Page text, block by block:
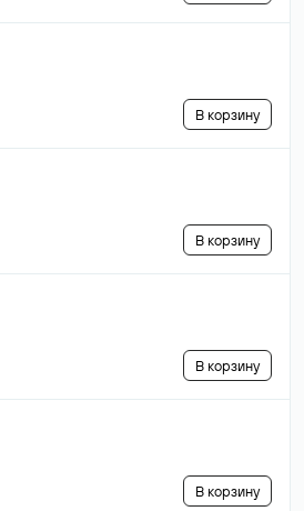
В корзину
В корзину
В корзину
В корзину